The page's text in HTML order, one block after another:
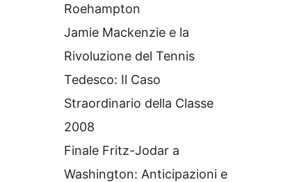
Roehampton
Jamie Mackenzie e la
Rivoluzione del Tennis
Tedesco: Il Caso
Straordinario della Classe
2008
Finale Fritz-Jodar a
Washington: Anticipazioni e